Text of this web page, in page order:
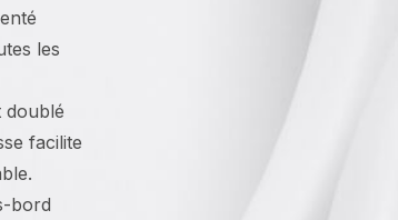
les
doublé
facilite
bord